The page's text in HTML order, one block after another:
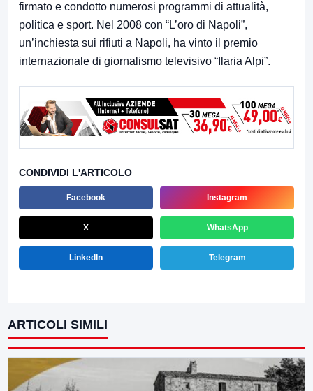
firmato e condotto numerosi programmi di attualità,
politica e sport. Nel 2008 con “L’oro di Napoli”,
un’inchiesta sui rifiuti a Napoli, ha vinto il premio
internazionale di giornalismo televisivo “Ilaria Alpi”.
CONDIVIDI L'ARTICOLO
Facebook Instagram
X WhatsApp
LinkedIn Telegram
ARTICOLI SIMILI